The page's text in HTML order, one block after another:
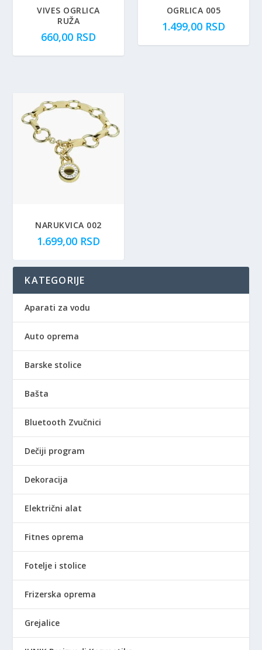
VIVES OGRLICA
RUŽA
660,00 RSD
OGRLICA 005
1.499,00 RSD
NARUKVICA 002
1.699,00 RSD
KATEGORIJE
Aparati za vodu
Auto oprema
Barske stolice
Bašta
Bluetooth Zvučnici
Dečiji program
Dekoracija
Električni alat
Fitnes oprema
Fotelje i stolice
Frizerska oprema
Grejalice